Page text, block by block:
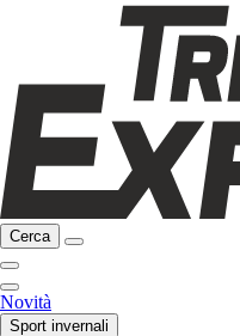
Cerca
Novità
Sport invernali